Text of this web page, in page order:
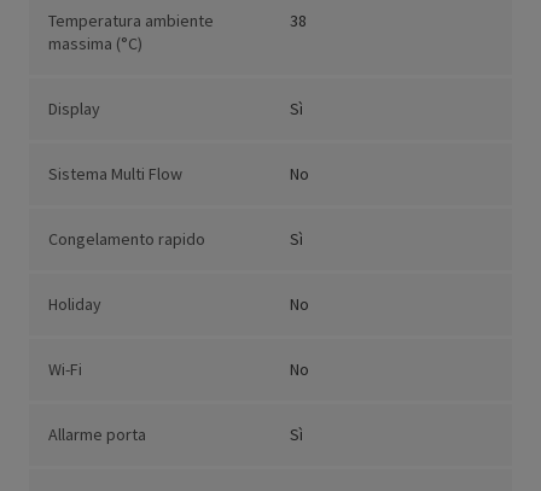
Temperatura ambiente
massima (°C)
38
Display Sì
Sistema Multi Flow No
Congelamento rapido Sì
Holiday No
Wi-Fi No
Allarme porta Sì